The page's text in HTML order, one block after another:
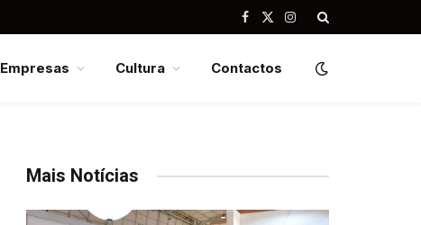
Facebook
X
Instagram
Empresas Cultura Contactos
Mais Notícias